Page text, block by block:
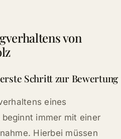
von
Schritt zur Bewertung
eines
immer mit einer
Hierbei müssen